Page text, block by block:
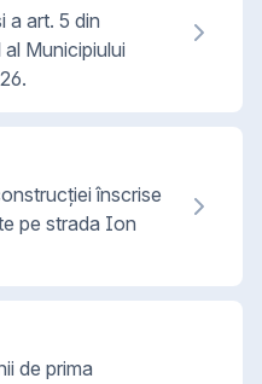
a art. 5 din
Municipiului
înscrise
pe strada Ion
de prima